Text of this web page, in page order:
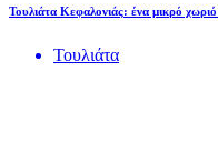
Τουλιάτα Κεφαλονιάς: ένα μικρό
Τουλιάτα